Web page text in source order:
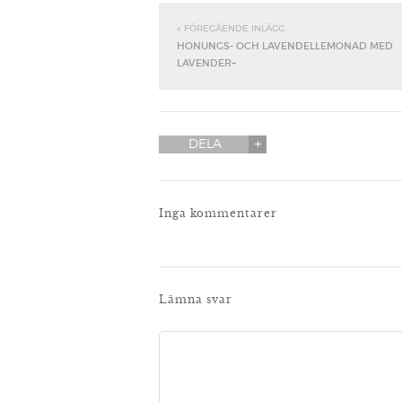
« FÖREGÅENDE INLÄGG
HONUNGS- OCH LAVENDELLEMONAD MED
LAVENDER+
DELA
Inga kommentarer
Lämna svar